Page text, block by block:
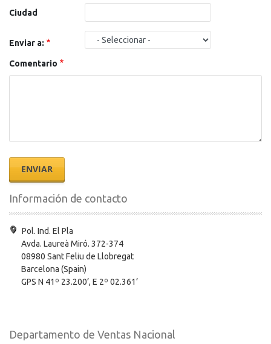
Ciudad
Enviar a:
Comentario
Información de contacto
Pol. Ind. El Pla
Avda. Laureà Miró. 372-374
08980 Sant Feliu de Llobregat
Barcelona (Spain)
GPS N 41º 23.200’, E 2º 02.361’
Departamento de Ventas Nacional